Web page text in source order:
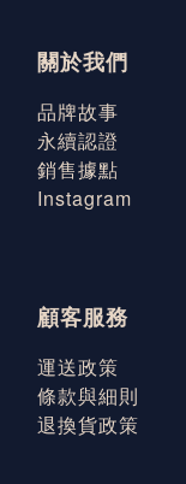
關於我們
品牌故事
永續認證
銷售據點
Instagram
顧客服務
運送政策
條款與細則
退換貨政策